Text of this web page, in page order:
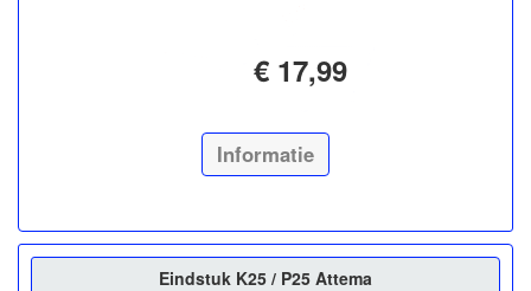
€ 17,99
Informatie
Eindstuk K25 / P25 Attema